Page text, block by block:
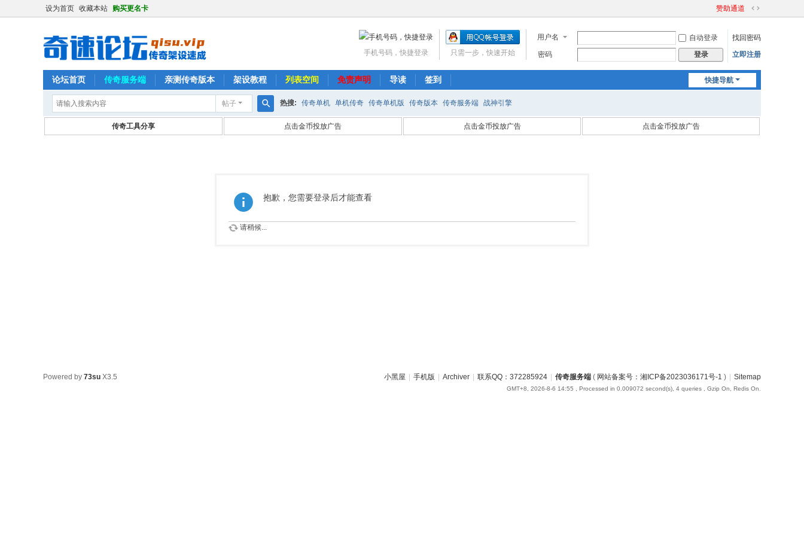
设为首页 收藏本站 购买更名卡 赞助通道
切
到
宽
用户名 自动登录
找回密码
密码
登录 立即注册
只需一步，快速开始
手机号码，快捷登录
快捷导航
论坛首页 传奇服务端 亲测传奇版本 架设教程 列表空间 免责声明 导读 签到
帖子
搜
索
热搜: 传奇单机 单机传奇 传奇单机版 传奇版本 传奇服务端 战神引擎
传奇工具分享 点击金币投放广告 点击金币投放广告 点击金币投放广告
抱歉，您需要登录后才能查看
请稍候...
小黑屋 手机版 Archiver 联系QQ：372285924 传奇服务端 ( 网站备案号：湘ICP备2023036171号-1 ) Sitemap
GMT+8, 2026-8-6 14:55 , Processed in 0.009072 second(s), 4 queries , Gzip On, Redis On.
Powered by 73su X3.5